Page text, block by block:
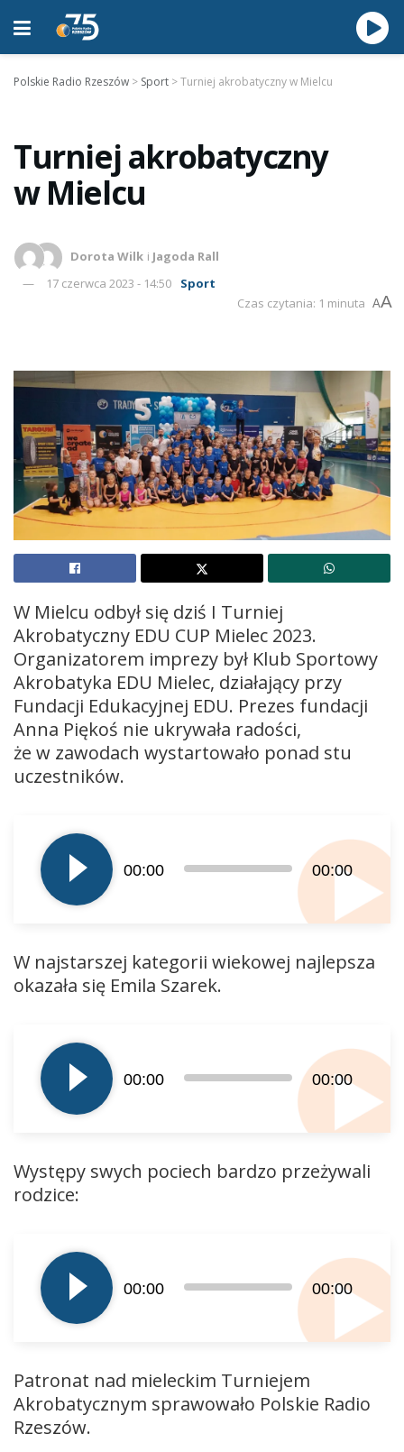
Polskie Radio Rzeszów > Sport >Turniej akrobatyczny w Mielcu
Turniej akrobatyczny
w Mielcu
Dorota Wilk i Jagoda Rall
17 czerwca 2023 - 14:50
Sport
Czas czytania: 1 minuta AA
W Mielcu odbył się dziś I Turniej
Akrobatyczny EDU CUP Mielec 2023.
Organizatorem imprezy był Klub Sportowy
Akrobatyka EDU Mielec, działający przy
Fundacji Edukacyjnej EDU. Prezes fundacji
Anna Piękoś nie ukrywała radości,
że w zawodach wystartowało ponad stu
uczestników.
plików
dźwiękowych
00:00 00:00
W najstarszej kategorii wiekowej najlepsza
okazała się Emila Szarek.
plików
dźwiękowych
00:00 00:00
Występy swych pociech bardzo przeżywali
rodzice:
plików
dźwiękowych
00:00 00:00
Patronat nad mieleckim Turniejem
Akrobatycznym sprawowało Polskie Radio
Rzeszów.